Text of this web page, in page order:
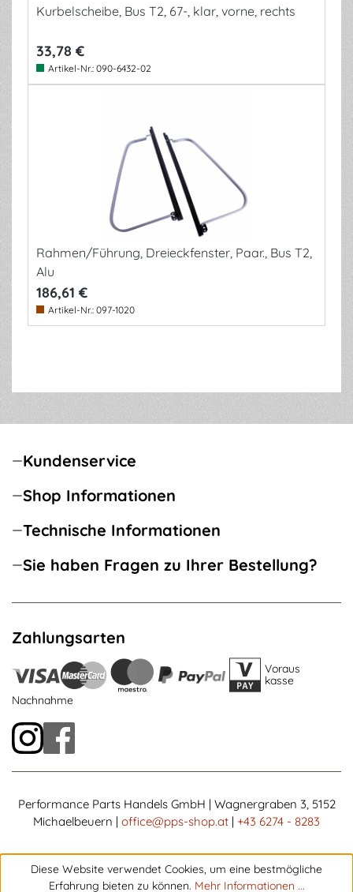
Kurbelscheibe, Bus T2, 67-, klar, vorne, rechts
33,78 €
Artikel-Nr.: 090-6432-02
Rahmen/Führung, Dreieckfenster, Paar., Bus T2,
Alu
186,61 €
Artikel-Nr.: 097-1020
Kundenservice
Shop Informationen
Technische Informationen
Sie haben Fragen zu Ihrer Bestellung?
Zahlungsarten
Voraus
kasse
Nachnahme
Performance Parts Handels GmbH | Wagnergraben 3, 5152
Michaelbeuern | office@pps-shop.at | +43 6274 - 8283
Diese Website verwendet Cookies, um eine bestmögliche
Erfahrung bieten zu können. Mehr Informationen ...